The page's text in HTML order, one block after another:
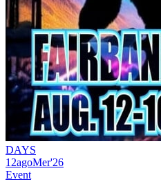
DAYS
12agoMer'26
Event